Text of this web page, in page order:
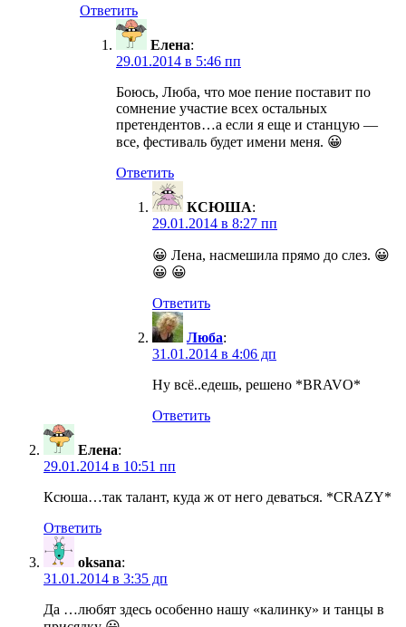
Ответить
Елена:
29.01.2014 в 5:46 пп
Боюсь, Люба, что мое пение поставит по
сомнение участие всех остальных
претендентов…а если я еще и станцую —
все, фестиваль будет имени меня. 😀
Ответить
КСЮША:
29.01.2014 в 8:27 пп
😀 Лена, насмешила прямо до слез. 😀
😀 😀
Ответить
Люба:
31.01.2014 в 4:06 дп
Ну всё..едешь, решено *BRAVO*
Ответить
Елена:
29.01.2014 в 10:51 пп
Ксюша…так талант, куда ж от него деваться. *CRAZY*
Ответить
oksana:
31.01.2014 в 3:35 дп
Да …любят здесь особенно нашу «калинку» и танцы в